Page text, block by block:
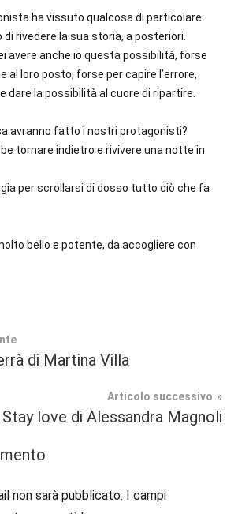
ha vissuto qualcosa di particolare
rivedere la sua storia, a posteriori.
avere anche io questa possibilità, forse
al loro posto, forse per capire l’errore,
dare la possibilità al cuore di ripartire.
avranno fatto i nostri protagonisti?
tornare indietro e rivivere una notte in
per scrollarsi di dosso tutto ciò che fa
bello e potente, da accogliere con
di Martina Villa
Articolo successivo
Stay love di Alessandra Magnoli
non sarà pubblicato. I campi